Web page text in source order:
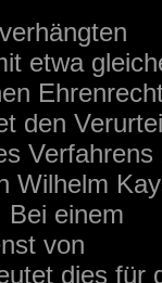
etwa
den
Verfahrens
Wilhelm
Bei einem
von
dies für